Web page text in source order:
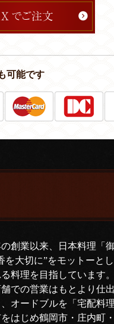
可能です
創業以来、日本料理「
を大切に”をモットーと
料理を目指しています。
での営業はもとより仕
オードブルを「宅配料
はじめ鶴岡市・庄内町